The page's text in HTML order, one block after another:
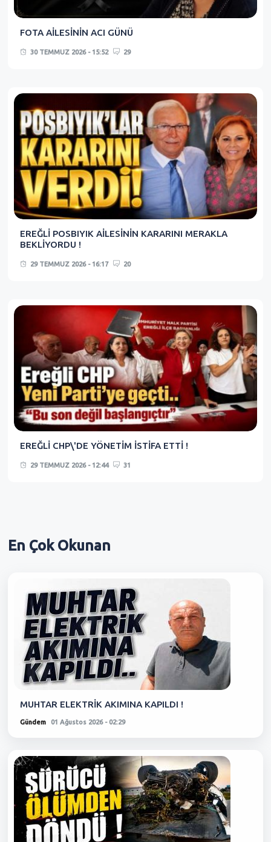
FOTA AİLESİNİN ACI GÜNÜ
30 TEMMUZ 2026 - 15:52 29
EREĞLİ POSBIYIK AİLESİNİN KARARINI MERAKLA
BEKLİYORDU !
29 TEMMUZ 2026 - 16:17 20
EREĞLİ CHP\'DE YÖNETİM İSTİFA ETTİ !
29 TEMMUZ 2026 - 12:44 31
En ÇokOkunan
MUHTAR ELEKTRİK AKIMINA KAPILDI !
Gündem 01 Ağustos 2026 - 02:29